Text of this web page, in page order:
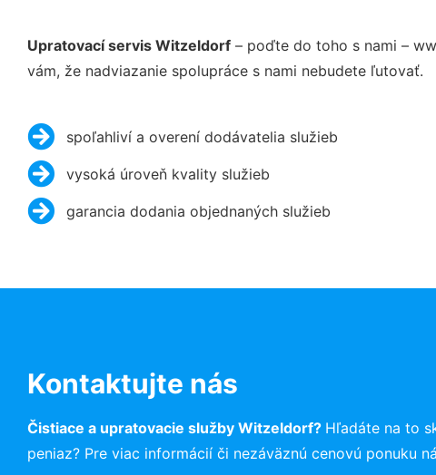
Upratovací servis Witzeldorf – poďte do toho s nami –
vám, že nadviazanie spolupráce s nami nebudete ľutovať.
spoľahliví a overení dodávatelia služieb
vysoká úroveň kvality služieb
garancia dodania objednaných služieb
Kontaktujte nás
Čistiace a upratovacie služby Witzeldorf? Hľadáte na to
peniaz? Pre viac informácií či nezáväznú cenovú ponuku